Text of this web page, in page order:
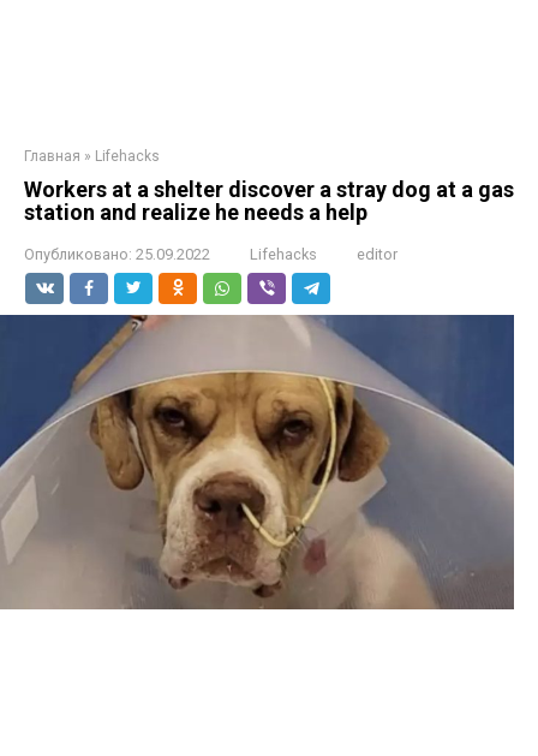
Главная » Lifehacks
Workers at a shelter discover a stray dog at a gas
station and realize he needs a help
Опубликовано: 25.09.2022 Lifehacks editor